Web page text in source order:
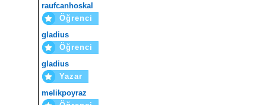
raufcanhoskal
Öğrenci
gladius
Öğrenci
gladius
Yazar
melikpoyraz